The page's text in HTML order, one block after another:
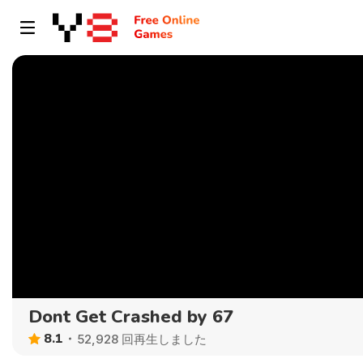
Dont Get Crashed by 67
8.1 52,928 回再生しました